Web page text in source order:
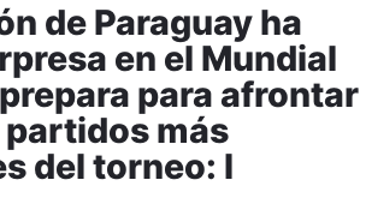
de Paraguay ha
en el Mundial
para afrontar
partidos más
del torneo: l